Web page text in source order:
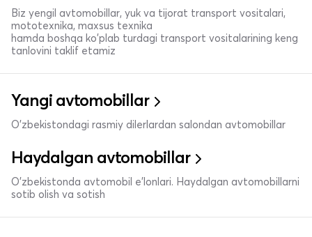
Biz yengil avtomobillar, yuk va tijorat transport vositalari,
mototexnika, maxsus texnika
hamda boshqa ko'plab turdagi transport vositalarining keng
tanlovini taklif etamiz
Yangi avtomobillar
O'zbekistondagi rasmiy dilerlardan salondan avtomobillar
Haydalgan avtomobillar
O'zbekistonda avtomobil e’lonlari. Haydalgan avtomobillarni
sotib olish va sotish